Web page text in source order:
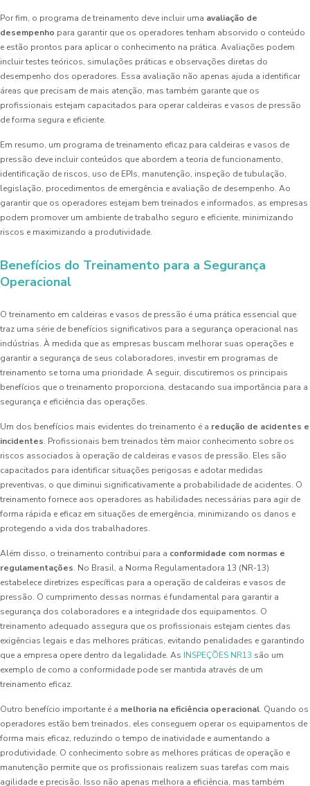
Por fim, o programa de treinamento deve incluir uma avaliação de
desempenho para garantir que os operadores tenham absorvido o conteúdo
e estão prontos para aplicar o conhecimento na prática. Avaliações podem
incluir testes teóricos, simulações práticas e observações diretas do
desempenho dos operadores. Essa avaliação não apenas ajuda a identificar
áreas que precisam de mais atenção, mas também garante que os
profissionais estejam capacitados para operar caldeiras e vasos de pressão
de forma segura e eficiente.
Em resumo, um programa de treinamento eficaz para caldeiras e vasos de
pressão deve incluir conteúdos que abordem a teoria de funcionamento,
identificação de riscos, uso de EPIs, manutenção, inspeção de tubulação,
legislação, procedimentos de emergência e avaliação de desempenho. Ao
garantir que os operadores estejam bem treinados e informados, as empresas
podem promover um ambiente de trabalho seguro e eficiente, minimizando
riscos e maximizando a produtividade.
Benefícios do Treinamento para a Segurança
Operacional
O treinamento em caldeiras e vasos de pressão é uma prática essencial que
traz uma série de benefícios significativos para a segurança operacional nas
indústrias. À medida que as empresas buscam melhorar suas operações e
garantir a segurança de seus colaboradores, investir em programas de
treinamento se torna uma prioridade. A seguir, discutiremos os principais
benefícios que o treinamento proporciona, destacando sua importância para a
segurança e eficiência das operações.
Um dos benefícios mais evidentes do treinamento é a redução de acidentes e
incidentes. Profissionais bem treinados têm maior conhecimento sobre os
riscos associados à operação de caldeiras e vasos de pressão. Eles são
capacitados para identificar situações perigosas e adotar medidas
preventivas, o que diminui significativamente a probabilidade de acidentes. O
treinamento fornece aos operadores as habilidades necessárias para agir de
forma rápida e eficaz em situações de emergência, minimizando os danos e
protegendo a vida dos trabalhadores.
Além disso, o treinamento contribui para a conformidade com normas e
regulamentações. No Brasil, a Norma Regulamentadora 13 (NR-13)
estabelece diretrizes específicas para a operação de caldeiras e vasos de
pressão. O cumprimento dessas normas é fundamental para garantir a
segurança dos colaboradores e a integridade dos equipamentos. O
treinamento adequado assegura que os profissionais estejam cientes das
exigências legais e das melhores práticas, evitando penalidades e garantindo
que a empresa opere dentro da legalidade. As INSPEÇÕES NR13 são um
exemplo de como a conformidade pode ser mantida através de um
treinamento eficaz.
Outro benefício importante é a melhoria na eficiência operacional. Quando os
operadores estão bem treinados, eles conseguem operar os equipamentos de
forma mais eficaz, reduzindo o tempo de inatividade e aumentando a
produtividade. O conhecimento sobre as melhores práticas de operação e
manutenção permite que os profissionais realizem suas tarefas com mais
agilidade e precisão. Isso não apenas melhora a eficiência, mas também